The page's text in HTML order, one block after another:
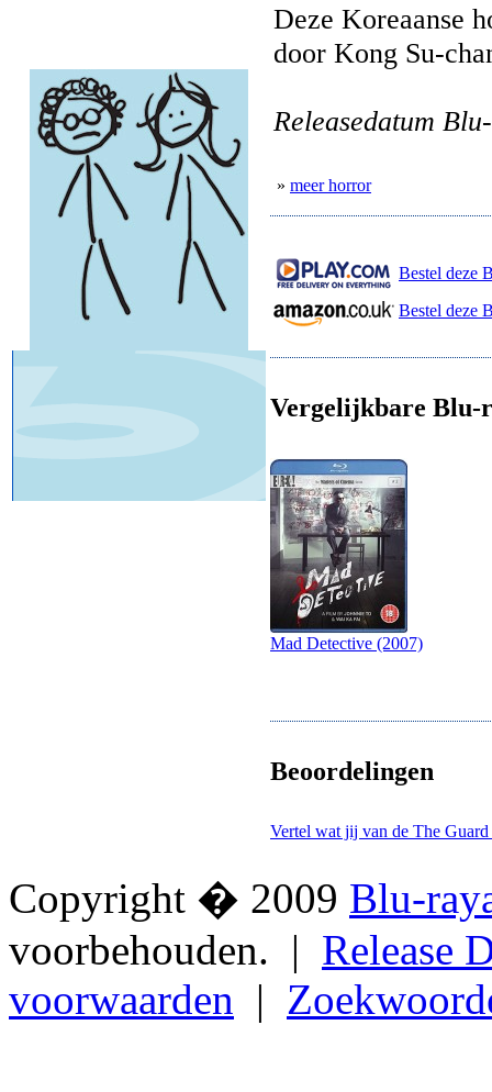
Deze Koreaanse
door Kong Su-
Releasedatum
» meer horror
Bestel deze
Bestel deze
Vergelijkbare Blu-
Mad Detective (2007)
Beoordelingen
Vertel wat jij van de The
Copyright � 2009 Blu-
voorbehouden. | Release
voorwaarden |